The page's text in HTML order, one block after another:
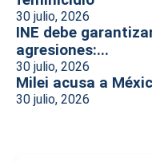
30 julio, 2026
INE debe
agresiones:...
30 julio, 2026
Milei acusa a
30 julio, 2026